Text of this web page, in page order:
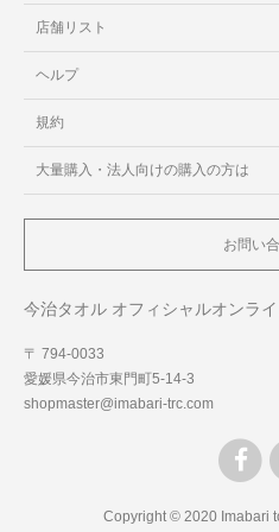
店舗リスト
ヘルプ
規約
大量購入・法人向けの購入の方は
お問い
今治タオル オフィシャルオンラ
〒 794-0033
愛媛県今治市東門町5-14-3
shopmaster@imabari-trc.com
Copyright © 2020 Imabari